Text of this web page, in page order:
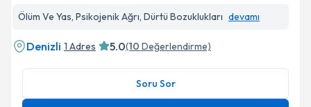
Ölüm Ve Yas, Psikojenik Ağrı, Dürtü Bozuklukları devamı
Denizli 1 Adres 5.0(10 Değerlendirme)
Soru Sor